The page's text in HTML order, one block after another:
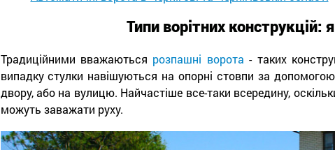
Типи ворітних конструкцій:
Традиційними вважаються розпашні ворота - таких
випадку стулки навішуються на опорні стовпи за
двору, або на вулицю. Найчастіше все-таки всередину,
можуть заважати руху.